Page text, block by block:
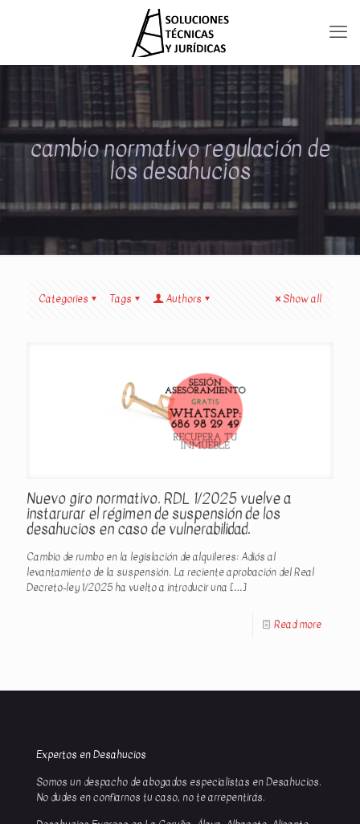
cambio normativo regulación de
los desahucios
Categories Tags Authors Show all
Nuevo giro normativo. RDL 1/2025 vuelve a
instarurar el régimen de suspensión de los
desahucios en caso de vulnerabilidad.
Cambio de rumbo en la legislación de alquileres: Adiós al
levantamiento de la suspensión. La reciente aprobación del Real
Decreto-ley 1/2025 ha vuelto a introducir una […]
Read more
Expertos en Desahucios
Somos un despacho de abogados especialistas en Desahucios.
No dudes en confiarnos tu caso, no te arrepentirás.